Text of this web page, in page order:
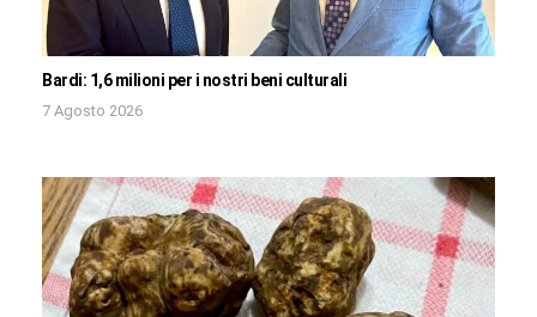
Bardi: 1,6 milioni per i nostri beni culturali
7 Agosto 2026